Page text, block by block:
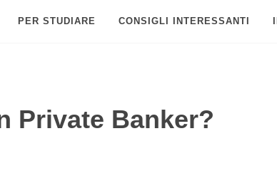
PER STUDIARE CONSIGLI INTERESSANTI
Private Banker?